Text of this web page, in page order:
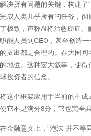
解决所有问题的关键，构建
完成人类几乎所有的任务，
了极致，声称AI将治愈癌症
职能人员到CEO，甚至创造
的支出都是合理的。在大国间
的地位。这种宏大叙事，使
球投资者的信念。
将这个框架应用于当前的生
使它不是满分8分，它也完全
在金融意义上，“泡沫”并不等